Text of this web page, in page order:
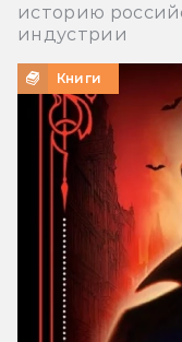
историю
индустрии
Книги